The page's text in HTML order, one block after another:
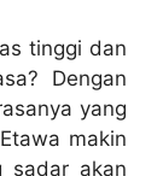
tinggi dan
Dengan
yang
makin
sadar akan